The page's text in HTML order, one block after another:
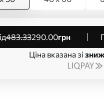
від483.33290.00грн
Ціна вказана зі